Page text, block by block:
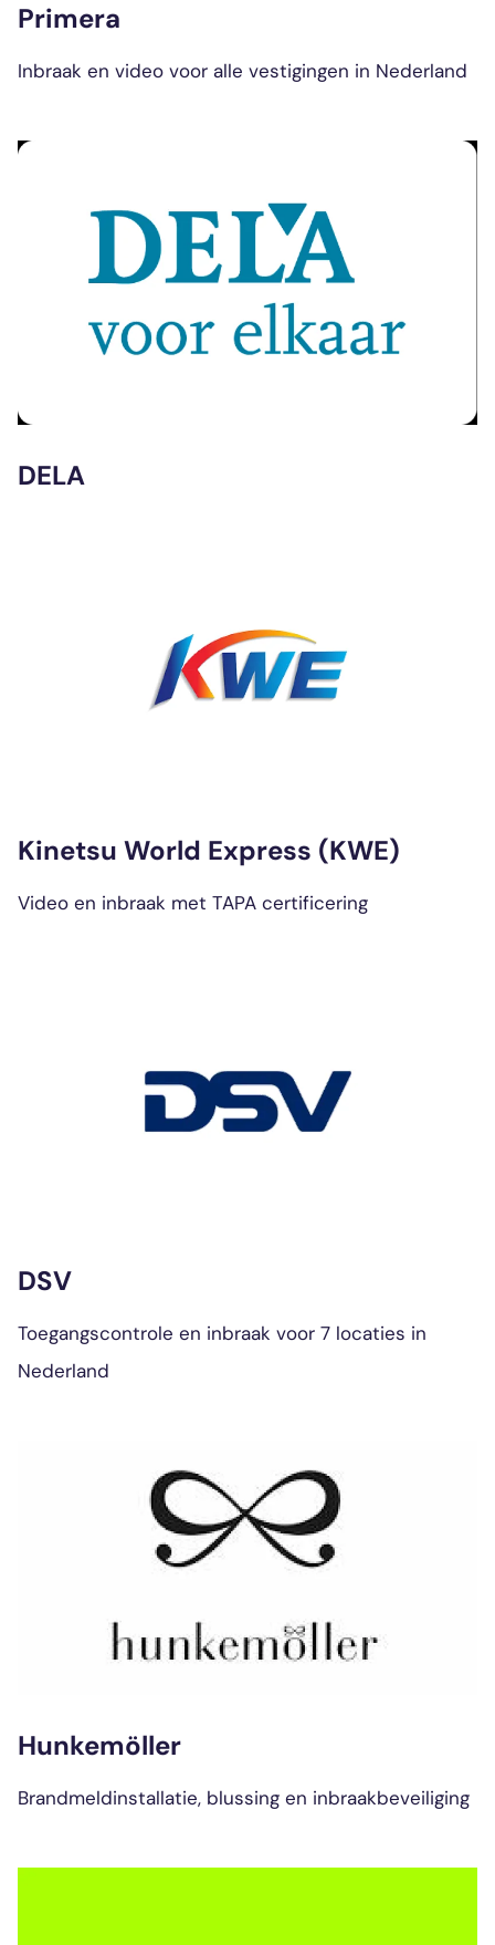
Primera
Inbraak en video voor alle vestigingen in Nederland
DELA
Kinetsu World Express (KWE)
Video en inbraak met TAPA certificering
DSV
Toegangscontrole en inbraak voor 7 locaties in
Nederland
Hunkemöller
Brandmeldinstallatie, blussing en inbraakbeveiliging